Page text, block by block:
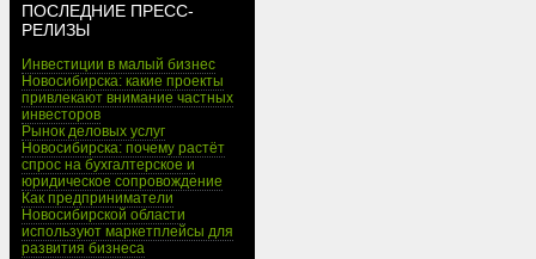
ПОСЛЕДНИЕ ПРЕСС-
РЕЛИЗЫ
Инвестиции в малый бизнес
Новосибирска: какие проекты
привлекают внимание частных
инвесторов
Рынок деловых услуг
Новосибирска: почему растёт
спрос на бухгалтерское и
юридическое сопровождение
Как предприниматели
Новосибирской области
используют маркетплейсы для
развития бизнеса